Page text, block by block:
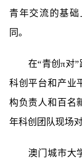
青年交流的基
同。
在“青创π对”
科创平台和产业
构负责人和百名
年科创团队现场对
澳门城市大学